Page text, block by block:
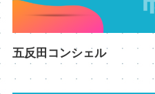
五反田コンシェル